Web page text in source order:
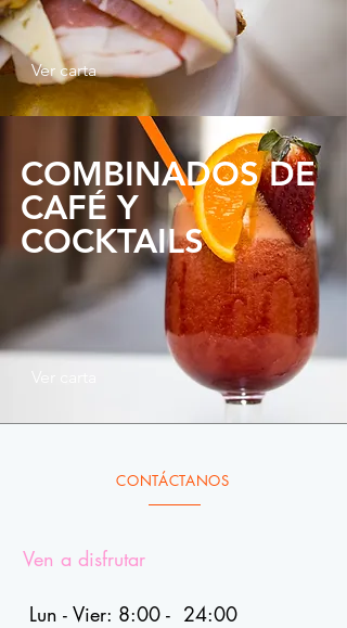
Ver carta
COMBINADOS DE
CAFÉ Y
COCKTAILS
Ven a disfrutar
Lun - Vier: 8:00 - 24:00
CONTÁCTANOS